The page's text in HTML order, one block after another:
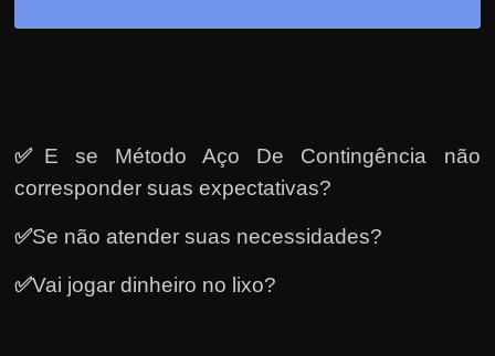
a
n
h
i
r
✅ E se Método Aço De Contingência não
corresponder suas expectativas?
✅Se não atender suas necessidades?
✅Vai jogar dinheiro no lixo?